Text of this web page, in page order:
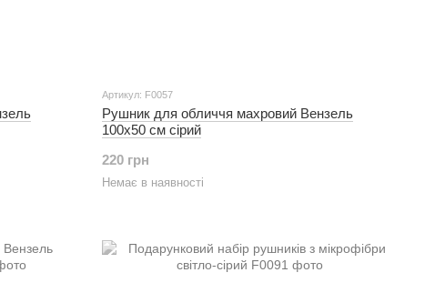
Артикул: F0057
Рушник для обличчя махровий Вензель
100х50 см сірий
220 грн
Немає в наявності